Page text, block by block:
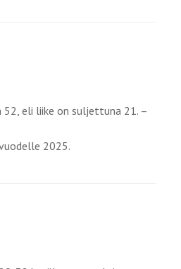
52, eli liike on suljettuna 21. –
2025.